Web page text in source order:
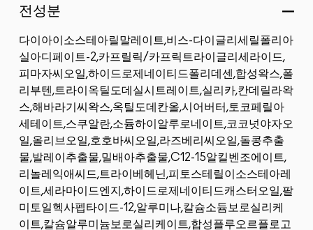
전성분
다이아이소스테아릴말레이트,비스-다이글리세릴폴리아
실아디페이트-2,카프릴릭/카프릭트라이글리세라이드,
피마자씨오일,하이드로제네이티드폴리데센,합성왁스,폴
리부텐,트라이옥틸도데실시트레이트,실리카,칸데릴라왁
스,해바라기씨왁스,옥틸도데칸올,시어버터,토코페릴아
세테이트,스쿠알란,소듐하이알루로네이트,코코넛야자오
일,올리브오일,호호바씨오일,라즈베리씨오일,돌콩추출
물,발레이추출물,밀배아추출물,C12-15알킬벤조에이트,
리놀레익애씨드,트라이베헤닌,피토스테릴이소스테아레
이트,세라마이드엔지,하이드로제네이티드캐스터오일,팔
미토일헥사펩타이드-12,알루미나,칼슘소듐보로실리케
이트,칼슘알루미늄보로실리케이트,합성플루오르플로고